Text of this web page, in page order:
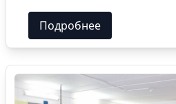
Подробнее